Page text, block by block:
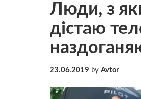
Люди, з
дістаю
23.06.2019 by Avtor